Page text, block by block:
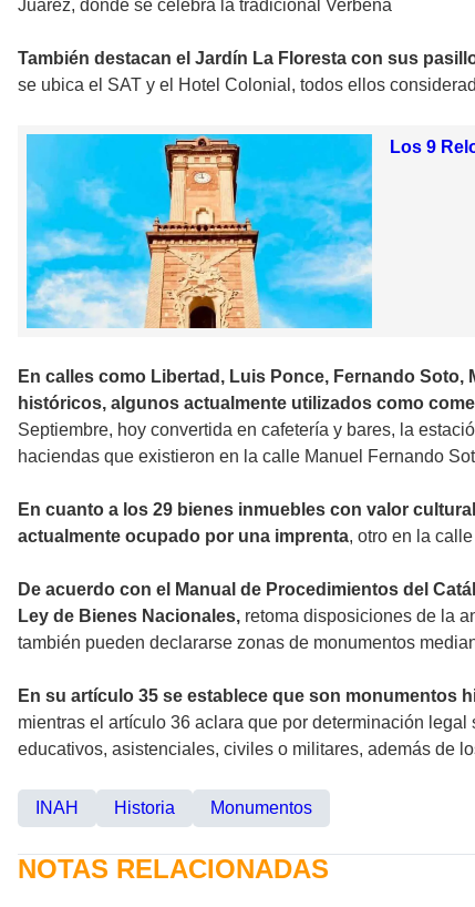
Juárez, donde se celebra la tradicional Verbena
También destacan el Jardín La Floresta con sus
se ubica el SAT y el Hotel Colonial, todos ellos
Los 9
En calles como Libertad, Luis Ponce, Fernando
históricos, algunos actualmente utilizados como
Septiembre, hoy convertida en cafetería y bares, la
haciendas que existieron en la calle Manuel Fernando
En cuanto a los 29 bienes inmuebles con valor
actualmente ocupado por una imprenta, otro en la
De acuerdo con el Manual de Procedimientos del
Ley de Bienes Nacionales, retoma disposiciones de la
también pueden declararse zonas de monumentos
En su artículo 35 se establece que son monumentos
mientras el artículo 36 aclara que por determinación
educativos, asistenciales, civiles o militares, además de
INAH Historia Monumentos
NOTAS RELACIONADAS